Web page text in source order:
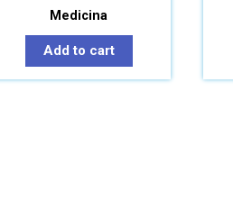
Medicina
Add to cart